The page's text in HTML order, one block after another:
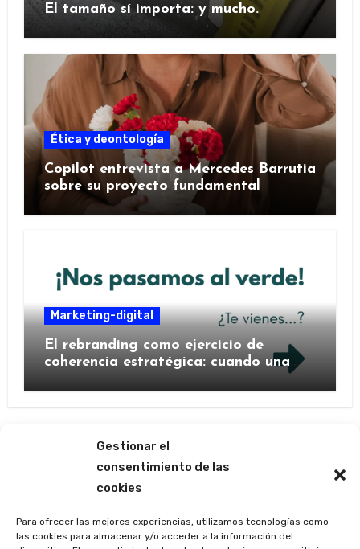
Gestionar el
consentimiento de las
cookies
Para ofrecer las mejores experiencias, utilizamos tecnologías como
las cookies para almacenar y/o acceder a la información del
El tamaño sí importa: y mucho.
Ética y deontología
Copilot entrevista a Mercedes Barrutia
sobre su proyecto fundamental
Marketing-digital
El rebranding como ejercicio de
coherencia estratégica: cuando una
Las ágoras de Mercedes
Barrutia